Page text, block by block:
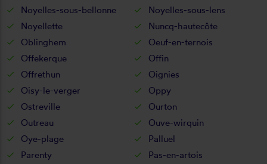
Noyelles-sous-bellonne
Noyelles-sous-lens
Noyellette
Nuncq-hautecôte
Oblinghem
Oeuf-en-ternois
Offekerque
Offin
Offrethun
Oignies
Oisy-le-verger
Oppy
Ostreville
Ourton
Outreau
Ouve-wirquin
Oye-plage
Palluel
Parenty
Pas-en-artois